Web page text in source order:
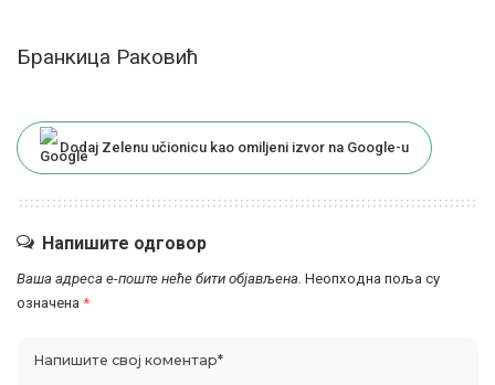
Бранкица Раковић
Dodaj Zelenu učionicu kao omiljeni izvor na Google-u
Напишите одговор
Ваша адреса е-поште неће бити објављена. Неопходна поља су
означена *